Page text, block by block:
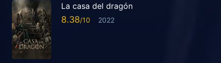
La casa del dragón
8.38 2022